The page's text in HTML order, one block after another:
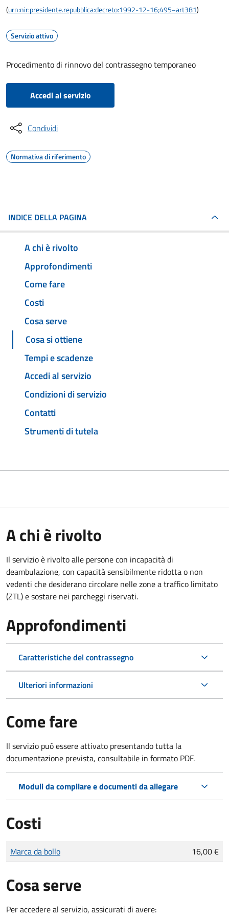
(urn:nir:presidente.repubblica:decreto:1992-12-16;495~art381)
Servizio attivo
Procedimento di rinnovo del contrassegno temporaneo
Accedi al servizio
Condividi
Normativa di riferimento
INDICE DELLA PAGINA
A chi è rivolto
Approfondimenti
Come fare
Costi
Cosa serve
Cosa si ottiene
Tempi e scadenze
Accedi al servizio
Condizioni di servizio
Contatti
Strumenti di tutela
A chi è rivolto
Il servizio è rivolto alle persone con incapacità di
deambulazione, con capacità sensibilmente ridotta o non
vedenti che desiderano circolare nelle zone a traffico limitato
(ZTL) e sostare nei parcheggi riservati.
Approfondimenti
Caratteristiche del contrassegno
Ulteriori informazioni
Come fare
Il servizio può essere attivato presentando tutta la
documentazione prevista, consultabile in formato PDF.
Moduli da compilare e documenti da allegare
Costi
Tipo di pagamento
Importo
Marca da bollo 16,00 €
Cosa serve
Per accedere al servizio, assicurati di avere: